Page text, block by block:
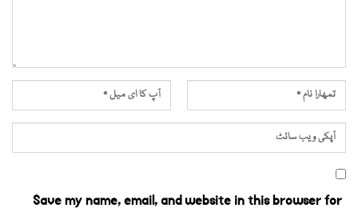
Save my name, email, and website in this browser for